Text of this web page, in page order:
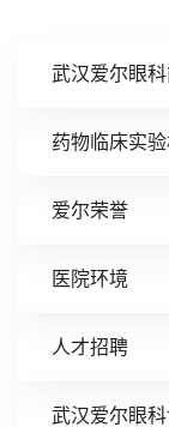
武汉爱尔眼
药物临床实
爱尔荣誉
医院环境
人才招聘
武汉爱尔眼科